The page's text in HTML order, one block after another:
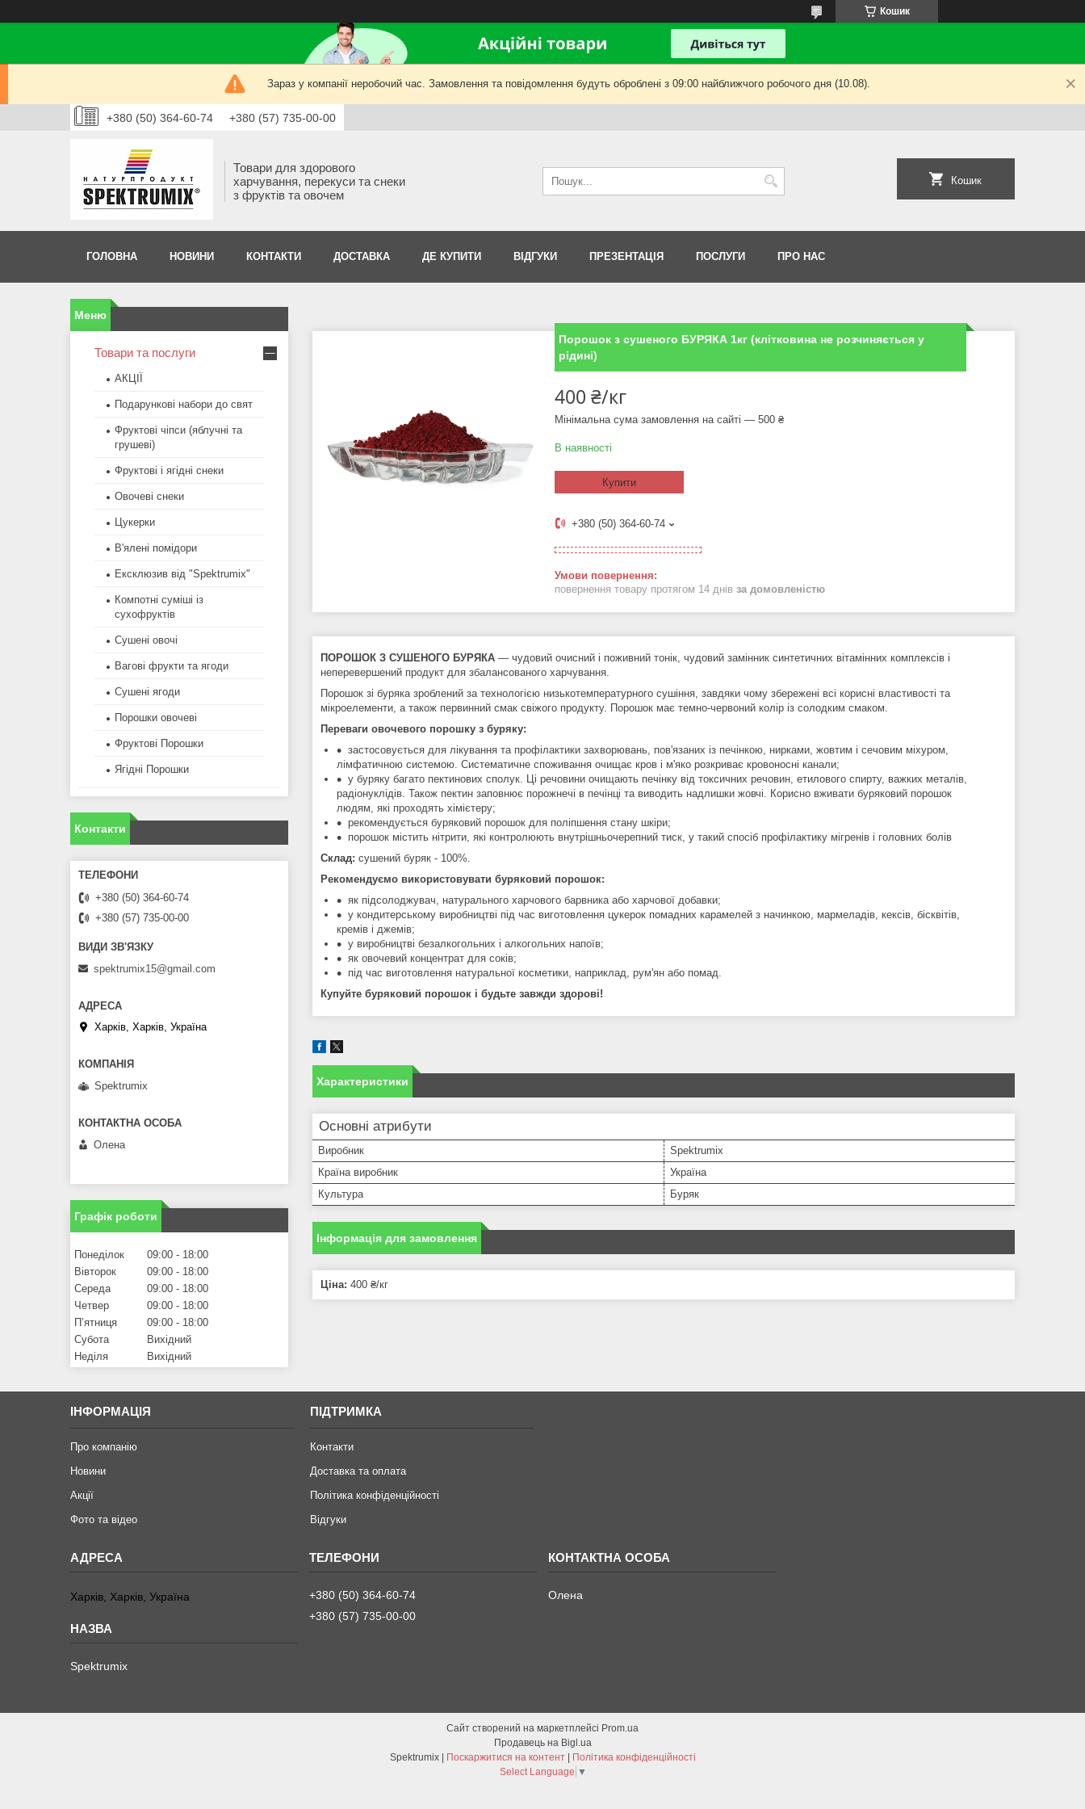
Кошик
Зараз у компанії неробочий час. Замовлення та повідомлення будуть оброблені з 09:00 найближчого робочого дня (10.08).
+380 (50) 364-60-74 +380 (57) 735-00-00
Товари для здорового
харчування, перекуси та снеки
з фруктів та овочем
Кошик
ГОЛОВНА НОВИНИ КОНТАКТИ ДОСТАВКА ДЕ КУПИТИ ВІДГУКИ ПРЕЗЕНТАЦІЯ ПОСЛУГИ ПРО НАС
Порошок з сушеного БУРЯКА 1кг (клітковина не розчиняється у
рідині)
400 ₴/кг
Мінімальна сума замовлення на сайті — 500 ₴
В наявності
Купити
+380 (50) 364-60-74
повернення товару протягом 14 днів за домовленістю
ПОРОШОК З СУШЕНОГО БУРЯКА — чудовий очисний і поживний тонік, чудовий замінник синтетичних вітамінних комплексів і
неперевершений продукт для збалансованого харчування.
Порошок зі буряка зроблений за технологією низькотемпературного сушіння, завдяки чому збережені всі корисні властивості та
мікроелементи, а також первинний смак свіжого продукту. Порошок має темно-червоний колір із солодким смаком.
Переваги овочевого порошку з буряку:
застосовується для лікування та профілактики захворювань, пов'язаних із печінкою, нирками, жовтим і сечовим міхуром,
лімфатичною системою. Систематичне споживання очищає кров і м'яко розкриває кровоносні канали;
у буряку багато пектинових сполук. Ці речовини очищають печінку від токсичних речовин, етилового спирту, важких металів,
радіонуклідів. Також пектин заповнює порожнечі в печінці та виводить надлишки жовчі. Корисно вживати буряковий порошок
людям, які проходять хімієтеру;
рекомендується буряковий порошок для поліпшення стану шкіри;
порошок містить нітрити, які контролюють внутрішньочерепний тиск, у такий спосіб профілактику мігренів і головних болів
Склад: сушений буряк - 100%.
Рекомендуємо використовувати буряковий порошок:
як підсолоджувач, натурального харчового барвника або харчової добавки;
у кондитерському виробництві під час виготовлення цукерок помадних карамелей з начинкою, мармеладів, кексів, бісквітів,
кремів і джемів;
у виробництві безалкогольних і алкогольних напоїв;
як овочевий концентрат для соків;
під час виготовлення натуральної косметики, наприклад, рум'ян або помад.
Купуйте буряковий порошок і будьте завжди здорові!
Характеристики
Основні атрибути
Виробник
Spektrumix
Країна виробник
Україна
Культура
Буряк
Інформація для замовлення
Ціна: 400 ₴/кг
Товари та послуги
АКЦІЇ
Подарункові набори до свят
Фруктові чіпси (яблучні та
грушеві)
Фруктові і ягідні снеки
Овочеві снеки
Цукерки
В'ялені помідори
Ексклюзив від "Spektrumix"
Компотні суміші із
сухофруктів
Сушені овочі
Вагові фрукти та ягоди
Сушені ягоди
Порошки овочеві
Фруктові Порошки
Ягідні Порошки
Контакти
+380 (50) 364-60-74
+380 (57) 735-00-00
spektrumix15@gmail.com
Харків, Харків, Україна
Spektrumix
Олена
Графік роботи
Понеділок 09:00
18:00
Вівторок
09:00
18:00
Середа
09:00
18:00
Четвер
09:00
18:00
Пʼятниця
09:00
18:00
Субота
Вихідний
Неділя
Вихідний
ІНФОРМАЦІЯ
Про компанію
Новини
Акції
Фото та відео
ПІДТРИМКА
Контакти
Доставка та оплата
Політика конфіденційності
Відгуки
Харків, Харків, Україна
Spektrumix
+380 (50) 364-60-74
+380 (57) 735-00-00
Олена
Сайт створений на маркетплейсі Prom.ua
Продавець на Bigl.ua
Spektrumix | Поскаржитися на контент | Політика конфіденційності
Select Language ▼